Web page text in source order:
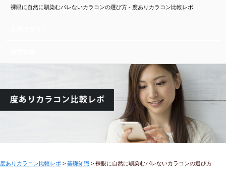
裸眼に自然に馴染むバレないカラコンの選び方 - 度ありカラコン比較レポ
度ありカラコン比較レポ > 基礎知識 > 裸眼に自然に馴染むバレないカラコンの選び方